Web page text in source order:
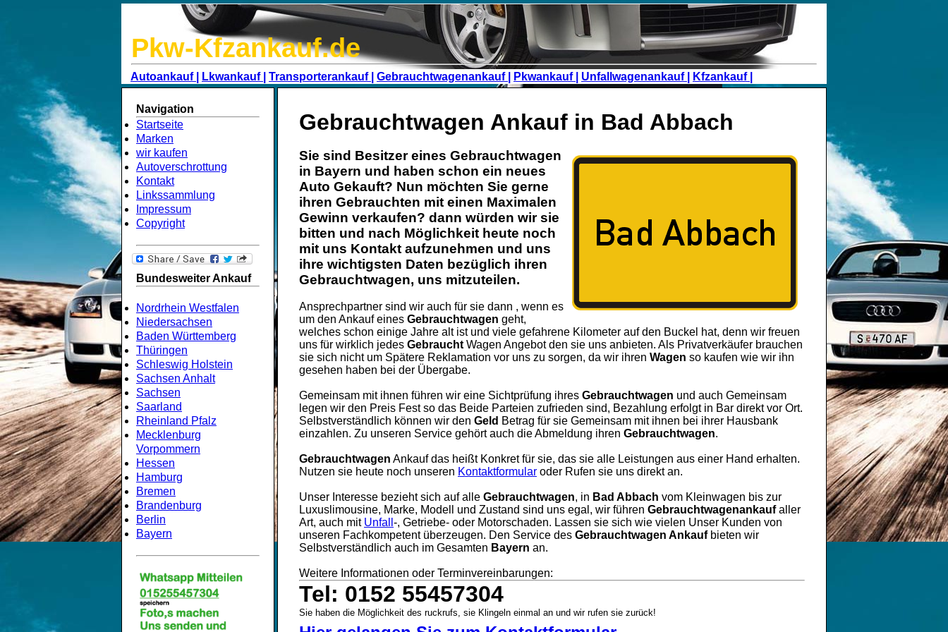
Pkw-Kfzankauf.de
Autoankauf | Lkwankauf | Transporterankauf | Gebrauchtwagenankauf | Pkwankauf | Unfallwagenankauf | Kfzankauf |
Navigation
Startseite
Marken
wir kaufen
Autoverschrottung
Kontakt
Linkssammlung
Impressum
Copyright
Bundesweiter Ankauf
Nordrhein Westfalen
Niedersachsen
Baden Württemberg
Thüringen
Schleswig Holstein
Sachsen Anhalt
Sachsen
Saarland
Rheinland Pfalz
Mecklenburg
Vorpommern
Hessen
Hamburg
Bremen
Brandenburg
Berlin
Bayern
Gebrauchtwagen Ankauf in Bad Abbach
Sie sind Besitzer eines Gebrauchtwagen
in Bayern und haben schon ein neues
Auto Gekauft? Nun möchten Sie gerne
ihren Gebrauchten mit einen Maximalen
Gewinn verkaufen? dann würden wir sie
bitten und nach Möglichkeit heute noch
mit uns Kontakt aufzunehmen und uns
ihre wichtigsten Daten bezüglich ihren
Gebrauchtwagen, uns mitzuteilen.
Ansprechpartner sind wir auch für sie dann , wenn es
um den Ankauf eines Gebrauchtwagen geht,
welches schon einige Jahre alt ist und viele gefahrene Kilometer auf den Buckel hat, denn wir freuen
uns für wirklich jedes Gebraucht Wagen Angebot den sie uns anbieten. Als Privatverkäufer brauchen
sie sich nicht um Spätere Reklamation vor uns zu sorgen, da wir ihren Wagen so kaufen wie wir ihn
gesehen haben bei der Übergabe.
Gemeinsam mit ihnen führen wir eine Sichtprüfung ihres Gebrauchtwagen und auch Gemeinsam
legen wir den Preis Fest so das Beide Parteien zufrieden sind, Bezahlung erfolgt in Bar direkt vor Ort.
Selbstverständlich können wir den Geld Betrag für sie Gemeinsam mit ihnen bei ihrer Hausbank
einzahlen. Zu unseren Service gehört auch die Abmeldung ihren Gebrauchtwagen.
Gebrauchtwagen Ankauf das heißt Konkret für sie, das sie alle Leistungen aus einer Hand erhalten.
Nutzen sie heute noch unseren Kontaktformular oder Rufen sie uns direkt an.
Unser Interesse bezieht sich auf alle Gebrauchtwagen, in Bad Abbach vom Kleinwagen bis zur
Luxuslimousine, Marke, Modell und Zustand sind uns egal, wir führen Gebrauchtwagenankaufaller
Art, auch mit Unfall -, Getriebe- oder Motorschaden. Lassen sie sich wie vielen Unser Kunden von
unseren Fachkompetent überzeugen. Den Service des Gebrauchtwagen Ankaufbieten wir
Selbstverständlich auch im Gesamten Bayern an.
Weitere Informationen oder Terminvereinbarungen:
Tel: 0152 55457304
Sie haben die Möglichkeit des ruckrufs, sie Klingeln einmal an und wir rufen sie zurück!